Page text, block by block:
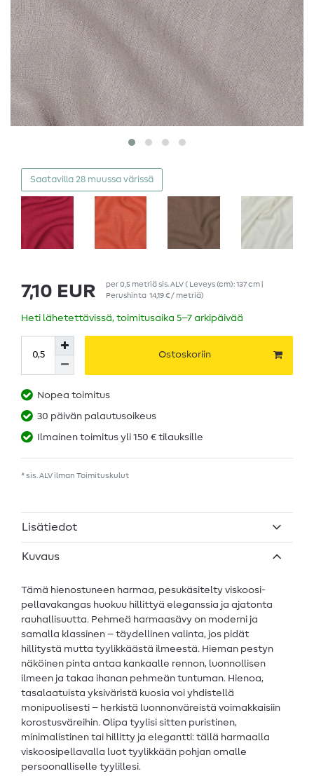
Saatavilla 28 muussa värissä
7,10 EUR per0,5 metriäsis. ALV( Leveys (cm): 137 cm |
Perushinta 14,19 € / metriä)
Heti lähetettävissä, toimitusaika 5–7 arkipäivää
Ostoskoriin
Nopea toimitus
30 päivän palautusoikeus
Ilmainen toimitus yli 150 € tilauksille
* sis. ALV ilman Toimituskulut
Lisätiedot
Kuvaus
Tämä hienostuneen harmaa, pesukäsitelty viskoosi-
pellavakangas huokuu hillittyä eleganssia ja ajatonta
rauhallisuutta. Pehmeä harmaasävy on moderni ja
samalla klassinen – täydellinen valinta, jos pidät
hillitystä mutta tyylikkäästä ilmeestä. Hieman pestyn
näköinen pinta antaa kankaalle rennon, luonnollisen
ilmeen ja takaa ihanan pehmeän tuntuman. Hienoa,
tasalaatuista yksiväristä kuosia voi yhdistellä
monipuolisesti – herkistä luonnonväreistä voimakkaisiin
korostusväreihin. Olipa tyylisi sitten puristinen,
minimalistinen tai hillitty ja elegantti: tällä harmaalla
viskoosipellavalla luot tyylikkään pohjan omalle
persoonalliselle tyylillesi.